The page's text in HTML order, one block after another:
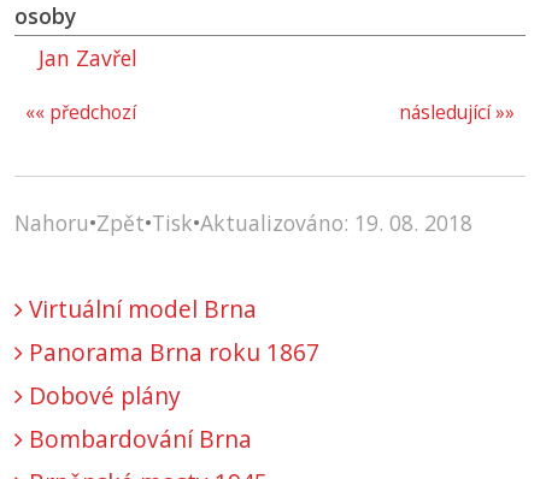
osoby
Jan Zavřel
následující »»
«« předchozí
Nahoru•Zpět•Tisk•Aktualizováno: 19. 08. 2018
Virtuální model Brna
Panorama Brna roku 1867
Dobové plány
Bombardování Brna